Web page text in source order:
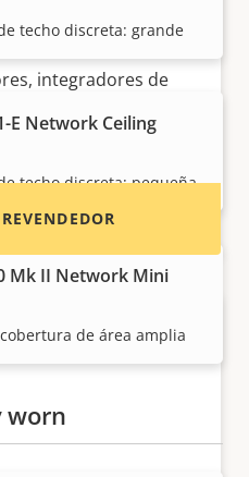
techo discreta: grande
E Network Ceiling
techo discreta: pequeña
Mk II Network Mini
de área amplia
worn
Axis?
integradores de
de Axis.